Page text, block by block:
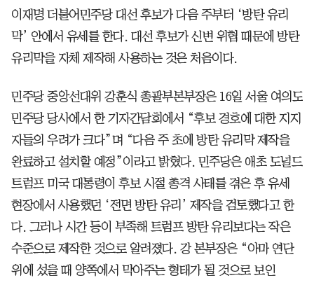
이재명 더불어민주당 대선 후보가 다음 주부터 ‘방탄 유리
막’ 안에서 유세를 한다. 대선 후보가 신변 위협 때문에 방탄
유리막을 자체 제작해 사용하는 것은 처음이다.
민주당 중앙선대위 강훈식 총괄부본부장은 16일 서울 여의도
민주당 당사에서 한 기자간담회에서 “후보 경호에 대한 지지
자들의 우려가 크다”며 “다음 주 초에 방탄 유리막 제작을
완료하고 설치할 예정”이라고 밝혔다. 민주당은 애초 도널드
트럼프 미국 대통령이 후보 시절 총격 사태를 겪은 후 유세
현장에서 사용했던 ‘전면 방탄 유리’ 제작을 검토했다고 한
다. 그러나 시간 등이 부족해 트럼프 방탄 유리보다는 작은
수준으로 제작한 것으로 알려졌다. 강 본부장은 “아마 연단
위에 섰을 때 양쪽에서 막아주는 형태가 될 것으로 보인